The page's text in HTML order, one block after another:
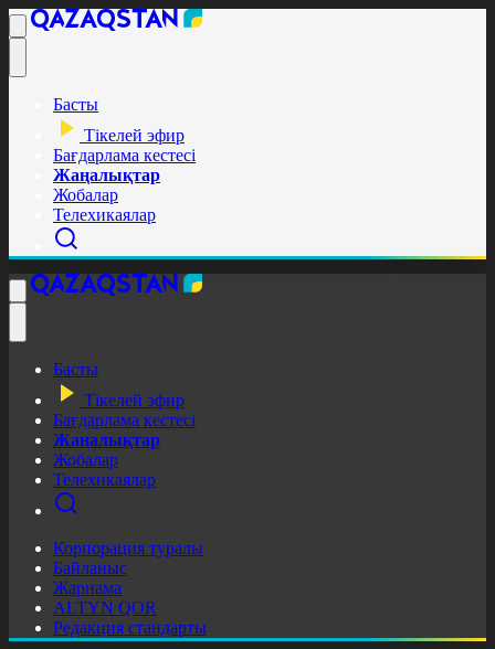
Басты
Тікелей эфир
Бағдарлама кестесі
Жаңалықтар
Жобалар
Телехикаялар
Басты
Тікелей эфир
Бағдарлама кестесі
Жаңалықтар
Жобалар
Телехикаялар
Корпорация туралы
Байланыс
Жарнама
ALTYN QOR
Редакция стандарты